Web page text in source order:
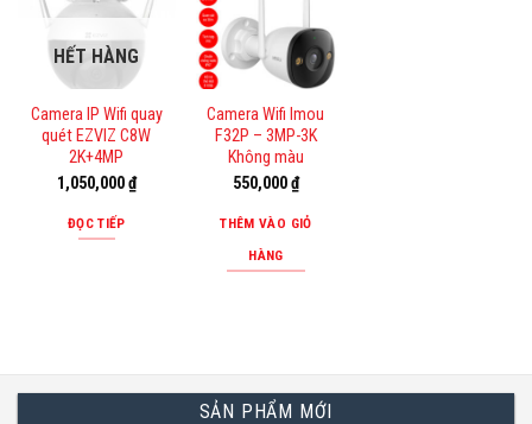
HẾT HÀNG
Camera IP Wifi quay
quét EZVIZ C8W
2K+4MP
1,050,000₫
ĐỌC TIẾP
Camera Wifi Imou
F32P – 3MP-3K
Không màu
550,000₫
THÊM VÀO GIỎ
HÀNG
SẢN PHẨM MỚI